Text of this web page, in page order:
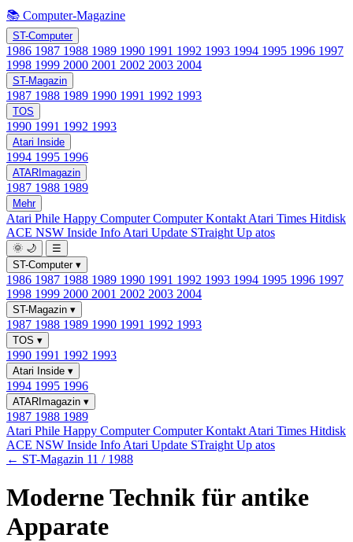
📚 Computer-Magazine
ST-Computer
1986 1987 1988 1989 1990 1991 1992 1993 1994 1995 1996 1997
1998 1999 2000 2001 2002 2003 2004
ST-Magazin
1987 1988 1989 1990 1991 1992 1993
TOS
1990 1991 1992 1993
Atari Inside
1994 1995 1996
ATARImagazin
1987 1988 1989
Mehr
Atari Phile Happy ComputerComputer Kontakt Atari Times Hitdisk
ACE NSW Inside Info Atari Update STraight Up atos
🌞 🌙
☰
ST-Computer ▾
1986 1987 1988 1989 1990 1991 1992 1993 1994 1995 1996 1997
1998 1999 2000 2001 2002 2003 2004
ST-Magazin ▾
1987 1988 1989 1990 1991 1992 1993
TOS ▾
1990 1991 1992 1993
Atari Inside ▾
1994 1995 1996
ATARImagazin ▾
1987 1988 1989
Atari Phile Happy ComputerComputer Kontakt Atari Times Hitdisk
ACE NSW Inside Info Atari Update STraight Up atos
← ST-Magazin 11 / 1988
Moderne Technik für antike
Apparate